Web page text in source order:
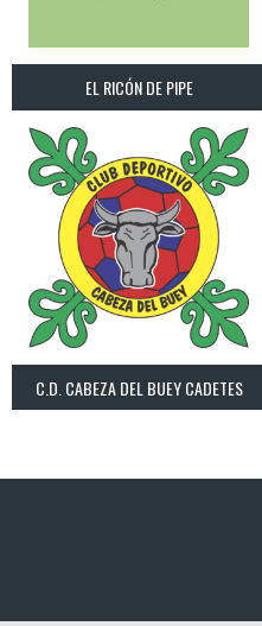
EL RICÓN DE PIPE
C.D. CABEZA DEL BUEY CADETES